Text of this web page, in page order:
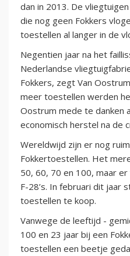
dan in 2013. De
die nog geen Fokkers
toestellen al langer in de
Negentien jaar na het
Nederlandse
Fokkers, zegt Van
meer toestellen werden
Oostrum mede te danken
economisch herstel na de
Wereldwijd zijn er nog
Fokkertoestellen. Het
50, 60, 70 en 100, maar er
F-28’s. In februari dit jaar
toestellen te koop.
Vanwege de leeftijd -
100 en 23 jaar bij een
toestellen een beetje